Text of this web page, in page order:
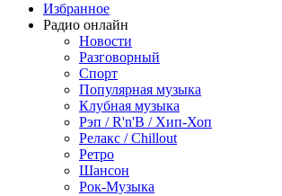
Избранное
Радио онлайн
Новости
Разговорный
Спорт
Популярная музыка
Клубная музыка
Рэп / R'n'B / Хип-Хоп
Релакс / Chillout
Ретро
Шансон
Рок-Музыка